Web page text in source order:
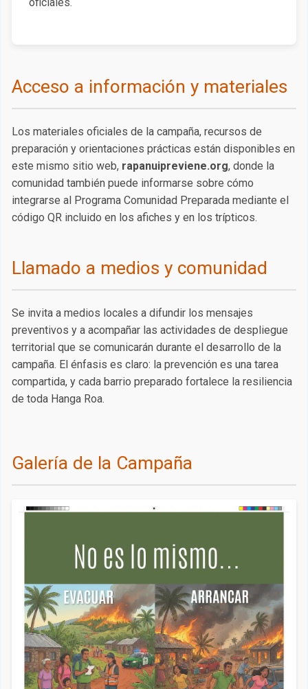
oficiales.
Acceso a información y materiales
Los materiales oficiales de la campaña, recursos de
preparación y orientaciones prácticas están disponibles en
este mismo sitio web, rapanuipreviene.org, donde la
comunidad también puede informarse sobre cómo
integrarse al Programa Comunidad Preparada mediante el
código QR incluido en los afiches y en los trípticos.
Llamado a medios y comunidad
Se invita a medios locales a difundir los mensajes
preventivos y a acompañar las actividades de despliegue
territorial que se comunicarán durante el desarrollo de la
campaña. El énfasis es claro: la prevención es una tarea
compartida, y cada barrio preparado fortalece la resiliencia
de toda Hanga Roa.
Galería de la Campaña